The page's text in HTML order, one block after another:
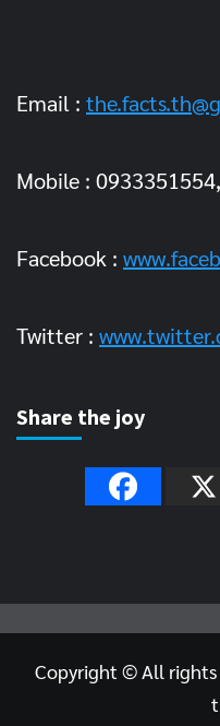
Email :
Mobile :
Facebook :
Twitter :
Share the joy
Copyright © All rights